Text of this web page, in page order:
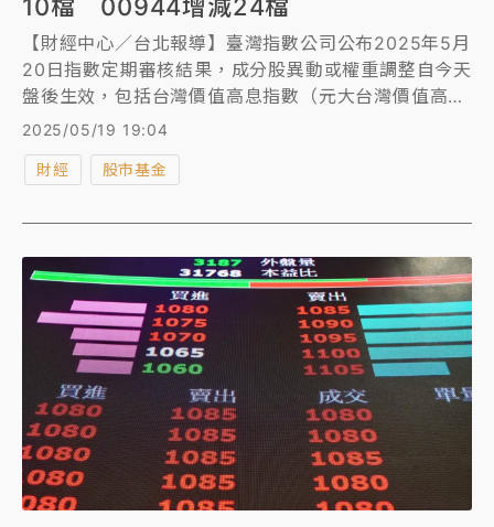
10檔 00944增減24檔
【財經中心／台北報導】臺灣指數公司公布2025年5月
20日指數定期審核結果，成分股異動或權重調整自今天
盤後生效，包括台灣價值高息指數（元大台灣價值高息
ETF，00940）及台灣晶圓製造指數（發行商品兆豐台
灣晶圓製造ETF，00913）等12檔指數。
2025/05/19 19:04
財經 股市基金